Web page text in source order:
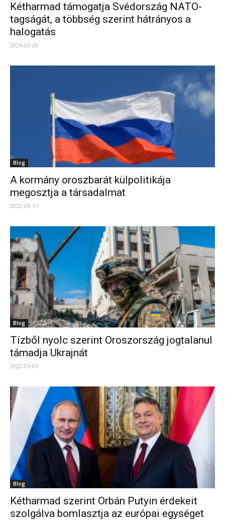
Kétharmad támogatja Svédország NATO-
tagságát, a többség szerint hátrányos a
halogatás
2024-02-20
Blog
A kormány oroszbarát külpolitikája
megosztja a társadalmat
2022-03-17
Blog
Tízből nyolc szerint Oroszország jogtalanul
támadja Ukrajnát
2022-03-07
Blog
Kétharmad szerint Orbán Putyin érdekeit
szolgálva bomlasztja az európai egységet